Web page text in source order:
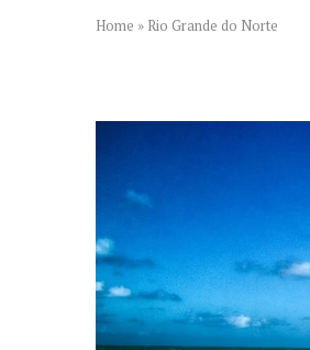
Home » Rio Grande do Norte